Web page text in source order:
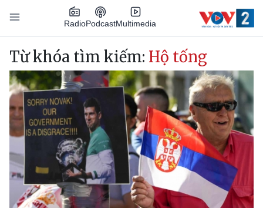
Nhảy đến nội dung
RadioPodcastMultimedia
Main navigation
Từ khóa tìm kiếm: Hộ tống